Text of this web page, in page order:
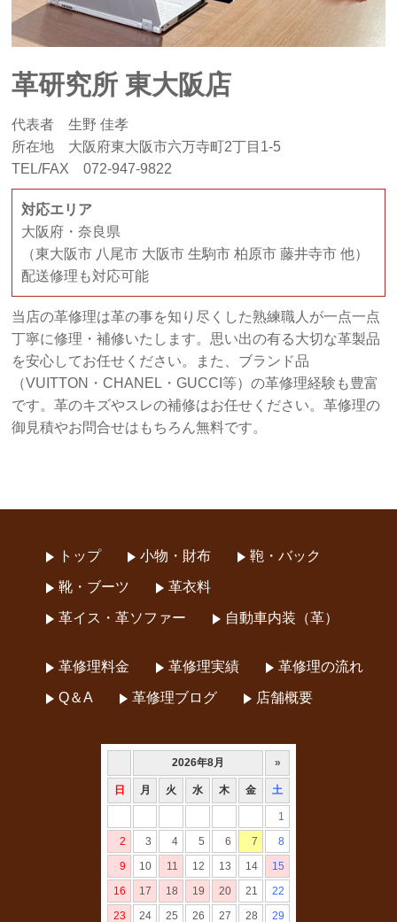
革研究所 東大阪店
代表者 生野 佳孝
所在地 大阪府東大阪市六万寺町2丁目1-5
TEL/FAX 072-947-9822
対応エリア
大阪府・奈良県
（東大阪市 八尾市 大阪市 生駒市 柏原市 藤井寺市 他）
配送修理も対応可能
当店の革修理は革の事を知り尽くした熟練職人が一点一点
丁寧に修理・補修いたします。思い出の有る大切な革製品
を安心してお任せください。また、ブランド品
（VUITTON・CHANEL・GUCCI等）の革修理経験も豊富
です。革のキズやスレの補修はお任せください。革修理の
御見積やお問合せはもちろん無料です。
トップ 小物・財布 鞄・バック
靴・ブーツ 革衣料
革イス・革ソファー 自動車内装（革）
革修理料金 革修理実績 革修理の流れ
Q＆A 革修理ブログ 店舗概要